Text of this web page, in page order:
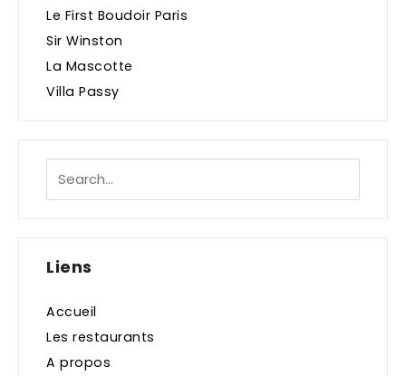
Le First Boudoir Paris
Sir Winston
La Mascotte
Villa Passy
Liens
Accueil
Les restaurants
A propos